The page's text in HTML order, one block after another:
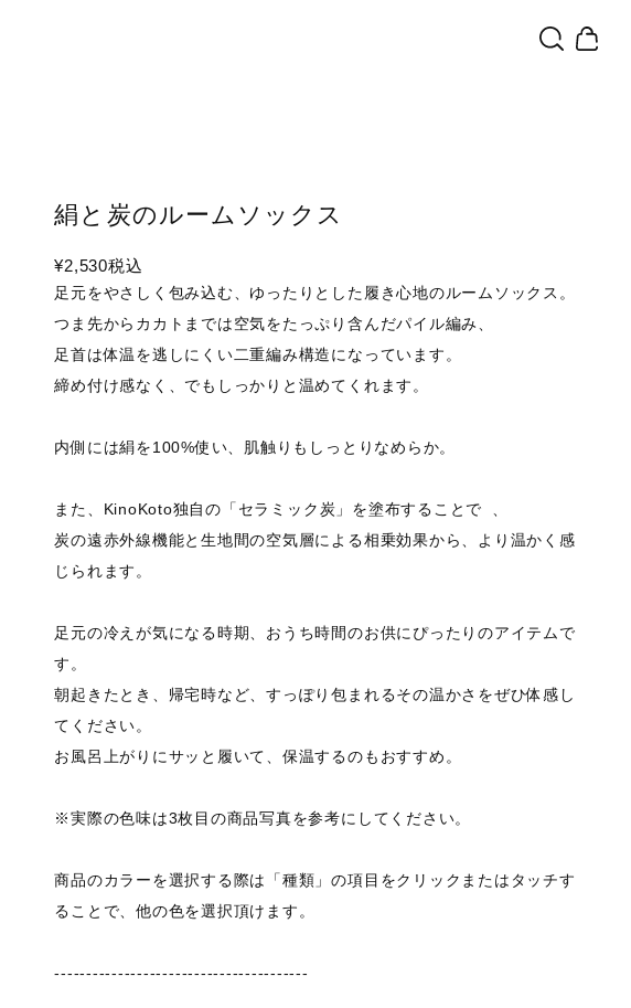
絹と炭のルームソックス
¥2,530税込
足元をやさしく包み込む、ゆったりとした履き心地のルームソックス。
つま先からカカトまでは空気をたっぷり含んだパイル編み、
足首は体温を逃しにくい二重編み構造になっています。
締め付け感なく、でもしっかりと温めてくれます。
内側には絹を100%使い、肌触りもしっとりなめらか。
また、KinoKoto独自の「セラミック炭」を塗布することで 、
炭の遠赤外線機能と生地間の空気層による相乗効果から、より温かく感
じられます。
足元の冷えが気になる時期、おうち時間のお供にぴったりのアイテムで
す。
朝起きたとき、帰宅時など、すっぽり包まれるその温かさをぜひ体感し
てください。
お風呂上がりにサッと履いて、保温するのもおすすめ。
※実際の色味は3枚目の商品写真を参考にしてください。
商品のカラーを選択する際は「種類」の項目をクリックまたはタッチす
ることで、他の色を選択頂けます。
----------------------------------------